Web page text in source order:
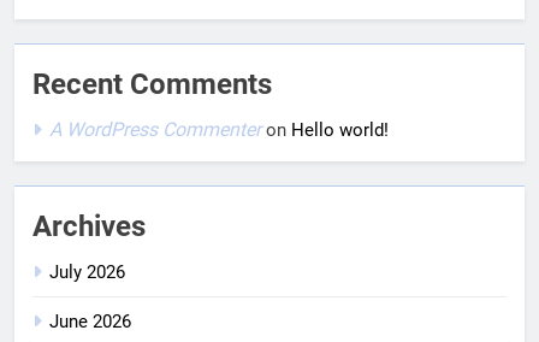
Recent Comments
A WordPress Commenteron Hello world!
Archives
July 2026
June 2026